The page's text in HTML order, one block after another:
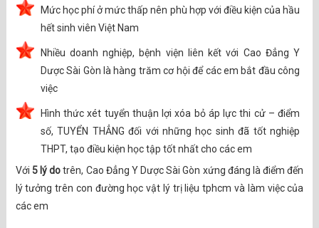
Mức học phí ở mức thấp nên phù hợp với điều kiện của hầu
hết sinh viên Việt Nam
Nhiều doanh nghiệp, bệnh viện liên kết với Cao Đẳng Y
Dược Sài Gòn là hàng trăm cơ hội để các em bắt đầu công
việc
Hình thức xét tuyển thuận lợi xóa bỏ áp lực thi cử – điểm
số, TUYỂN THẲNG đối với những học sinh đã tốt nghiệp
THPT, tạo điều kiện học tập tốt nhất cho các em
Với 5 lý dotrên, Cao Đẳng Y Dược Sài Gòn xứng đáng là điểm đến
lý tưởng trên con đường học vật lý trị liệu tphcm và làm việc của
các em